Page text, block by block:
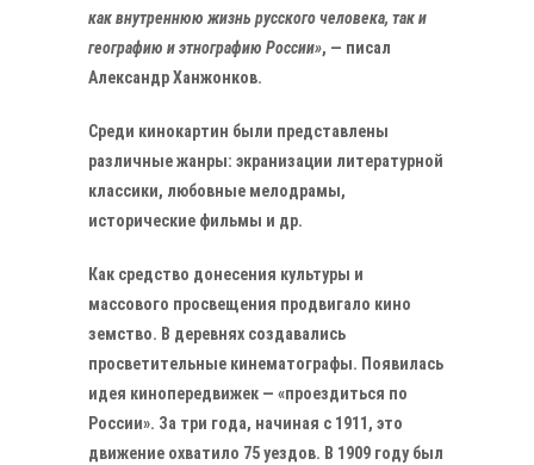
как внутреннюю жизнь русского человека, так и
географию и этнографию России», — писал
Александр Ханжонков.
Среди кинокартин были представлены
различные жанры: экранизации литературной
классики, любовные мелодрамы,
исторические фильмы и др.
Как средство донесения культуры и
массового просвещения продвигало кино
земство. В деревнях создавались
просветительные кинематографы. Появилась
идея кинопередвижек — «проездиться по
России». За три года, начиная с 1911, это
движение охватило 75 уездов. В 1909 году был